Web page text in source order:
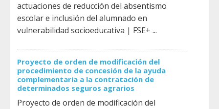
actuaciones de reducción del absentismo
escolar e inclusión del alumnado en
vulnerabilidad socioeducativa | FSE+ ...
Proyecto de orden de modificación del
procedimiento de concesión de la ayuda
complementaria a la contratación de
determinados seguros agrarios
Proyecto de orden de modificación del